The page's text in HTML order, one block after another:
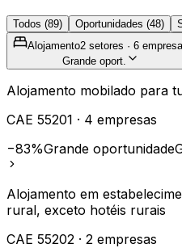
Todos (89) Oportunidades (48)
Alojamento2 setores · 6
Grande oport.
Alojamento mobilado para
CAE 55201 · 4 empresas
−83%Grande oportunidade
Alojamento em
rural, exceto hotéis rurais
CAE 55202 · 2 empresas